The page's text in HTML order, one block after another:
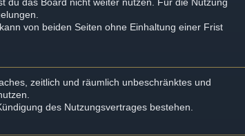
von beiden Seiten ohne Einhaltung einer Frist
zeitlich und räumlich unbeschränktes und
des Nutzungsvertrages bestehen.